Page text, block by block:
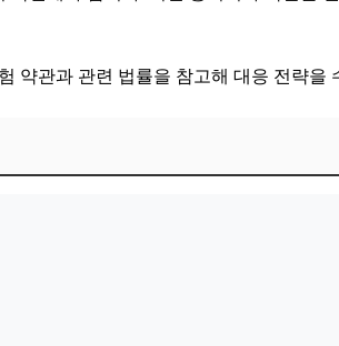
약관과 관련 법률을 참고해 대응 전략을